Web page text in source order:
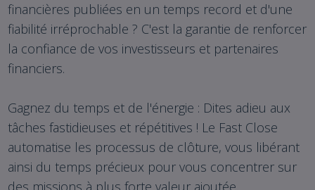
financières publiées en un temps record et d'une
fiabilité irréprochable ? C'est la garantie de renforcer
la confiance de vos investisseurs et partenaires
financiers.
Gagnez du temps et de l'énergie : Dites adieu aux
tâches fastidieuses et répétitives ! Le Fast Close
automatise les processus de clôture, vous libérant
ainsi du temps précieux pour vous concentrer sur